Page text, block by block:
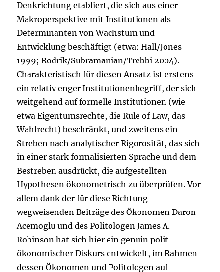
Denkrichtung etabliert, die sich aus einer
Makroperspektive mit Institutionen als
Determinanten von Wachstum und
Entwicklung beschäftigt (etwa: Hall/Jones
1999; Rodrik/Subramanian/Trebbi 2004).
Charakteristisch für diesen Ansatz ist erstens
ein relativ enger Institutionenbegriff, der sich
weitgehend auf formelle Institutionen (wie
etwa Eigentumsrechte, die Rule of Law, das
Wahlrecht) beschränkt, und zweitens ein
Streben nach analytischer Rigorosität, das sich
in einer stark formalisierten Sprache und dem
Bestreben ausdrückt, die aufgestellten
Hypothesen ökonometrisch zu überprüfen. Vor
allem dank der für diese Richtung
wegweisenden Beiträge des Ökonomen Daron
Acemoglu und des Politologen James A.
Robinson hat sich hier ein genuin polit-
ökonomischer Diskurs entwickelt, im Rahmen
dessen Ökonomen und Politologen auf